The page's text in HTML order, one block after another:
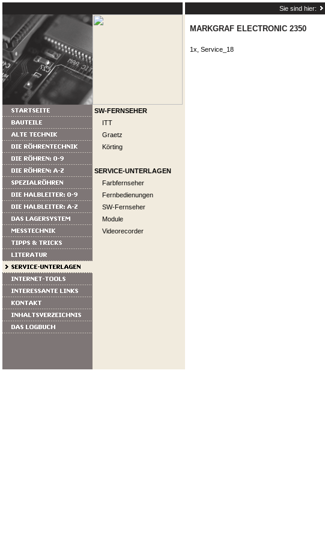
Sie sind hier:
SW-FERNSEHER
ITT
Graetz
Körting
SERVICE-UNTERLAGEN
Farbfernseher
Fernbedienungen
SW-Fernseher
Module
Videorecorder
MARKGRAF ELECTRONIC 2350
1x, Service_18